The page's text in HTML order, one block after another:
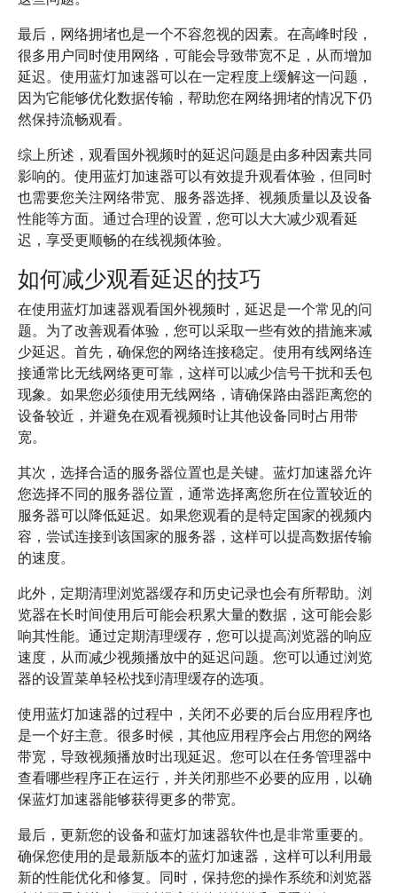
最后，网络拥堵也是一个不容忽视的因素。在高峰时段，
很多用户同时使用网络，可能会导致带宽不足，从而增加
延迟。使用蓝灯加速器可以在一定程度上缓解这一问题，
因为它能够优化数据传输，帮助您在网络拥堵的情况下仍
然保持流畅观看。
综上所述，观看国外视频时的延迟问题是由多种因素共同
影响的。使用蓝灯加速器可以有效提升观看体验，但同时
也需要您关注网络带宽、服务器选择、视频质量以及设备
性能等方面。通过合理的设置，您可以大大减少观看延
迟，享受更顺畅的在线视频体验。
如何减少观看延迟的技巧
在使用蓝灯加速器观看国外视频时，延迟是一个常见的问
题。为了改善观看体验，您可以采取一些有效的措施来减
少延迟。首先，确保您的网络连接稳定。使用有线网络连
接通常比无线网络更可靠，这样可以减少信号干扰和丢包
现象。如果您必须使用无线网络，请确保路由器距离您的
设备较近，并避免在观看视频时让其他设备同时占用带
宽。
其次，选择合适的服务器位置也是关键。蓝灯加速器允许
您选择不同的服务器位置，通常选择离您所在位置较近的
服务器可以降低延迟。如果您观看的是特定国家的视频内
容，尝试连接到该国家的服务器，这样可以提高数据传输
的速度。
此外，定期清理浏览器缓存和历史记录也会有所帮助。浏
览器在长时间使用后可能会积累大量的数据，这可能会影
响其性能。通过定期清理缓存，您可以提高浏览器的响应
速度，从而减少视频播放中的延迟问题。您可以通过浏览
器的设置菜单轻松找到清理缓存的选项。
使用蓝灯加速器的过程中，关闭不必要的后台应用程序也
是一个好主意。很多时候，其他应用程序会占用您的网络
带宽，导致视频播放时出现延迟。您可以在任务管理器中
查看哪些程序正在运行，并关闭那些不必要的应用，以确
保蓝灯加速器能够获得更多的带宽。
最后，更新您的设备和蓝灯加速器软件也是非常重要的。
确保您使用的是最新版本的蓝灯加速器，这样可以利用最
新的性能优化和修复。同时，保持您的操作系统和浏览器